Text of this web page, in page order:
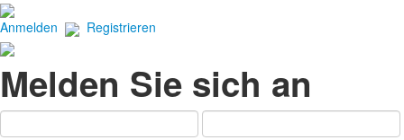
Anmelden Registrieren
Melden Sie sich an